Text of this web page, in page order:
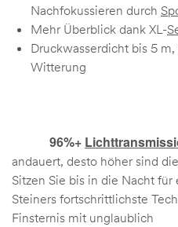
Nachfokussieren durch
Mehr Überblick dank XL-
Druckwasserdicht bis 5
Witterung
96%+
andauert, desto höher
Sitzen Sie bis in die Nacht
Steiners fortschrittlichste
Finsternis mit unglaublich